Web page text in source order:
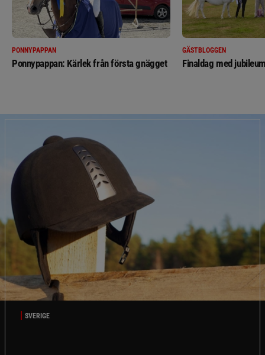
PONNYPAPPAN
Ponnypappan: Kärlek från första gnägget
GÄSTBLOGGEN
Finaldag med
SVERIGE